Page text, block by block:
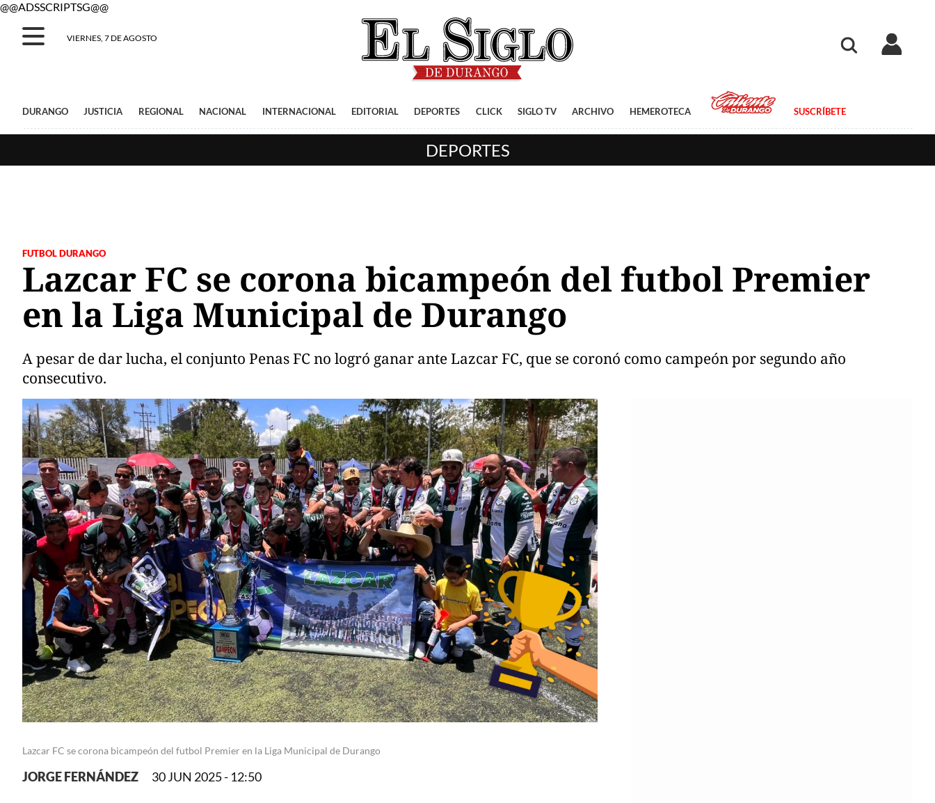
@@ADSSCRIPTSG@@
VIERNES, 7 DE AGOSTO
DURANGO JUSTICIA REGIONAL NACIONAL INTERNACIONAL EDITORIAL DEPORTES CLICK SIGLO TV ARCHIVO HEMEROTECA SUSCRÍBETE
DEPORTES
FUTBOL DURANGO
Lazcar FC se corona bicampeón del futbol Premier
en la Liga Municipal de Durango
A pesar de dar lucha, el conjunto Penas FC no logró ganar ante Lazcar FC, que se coronó como campeón por segundo año
consecutivo.
Lazcar FC se corona bicampeón del futbol Premier en la Liga Municipal de Durango
JORGE FERNÁNDEZ 30 JUN 2025 - 12:50